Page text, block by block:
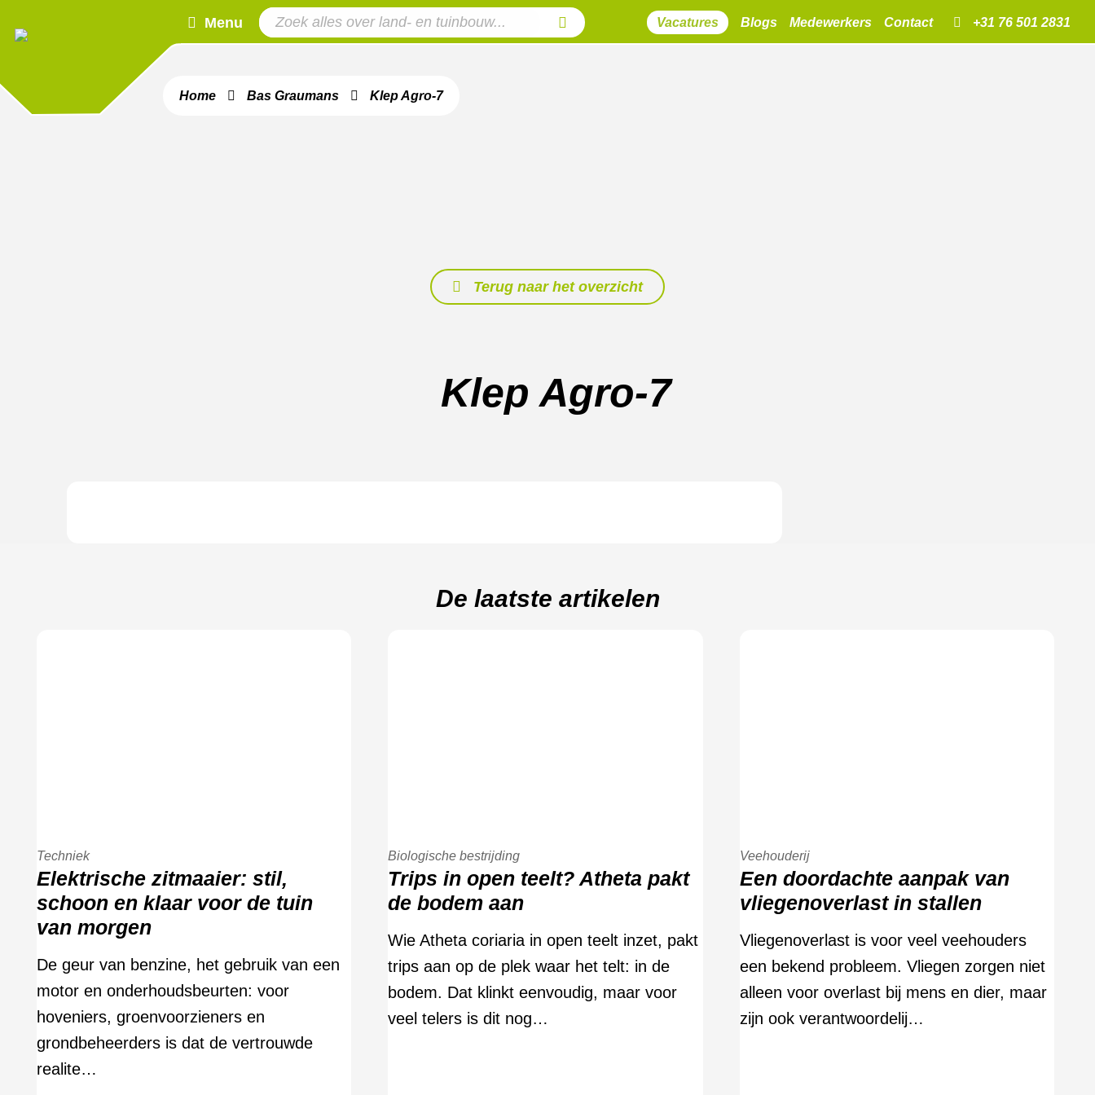
Menu Vacatures Blogs Medewerkers Contact +31 76 501 2831
Home Bas Graumans Klep Agro-7
Terug naar het overzicht
Klep Agro-7
De laatste artikelen
Techniek
Elektrische zitmaaier: stil,
schoon en klaar voor de tuin
van morgen
De geur van benzine, het gebruik van een
motor en onderhoudsbeurten: voor
hoveniers, groenvoorzieners en
grondbeheerders is dat de vertrouwde
realite…
Biologische bestrijding
Trips in open teelt? Atheta pakt
de bodem aan
Wie Atheta coriaria in open teelt inzet, pakt
trips aan op de plek waar het telt: in de
bodem. Dat klinkt eenvoudig, maar voor
veel telers is dit nog…
Veehouderij
Een doordachte aanpak van
vliegenoverlast in stallen
Vliegenoverlast is voor veel veehouders
een bekend probleem. Vliegen zorgen niet
alleen voor overlast bij mens en dier, maar
zijn ook verantwoordelij…